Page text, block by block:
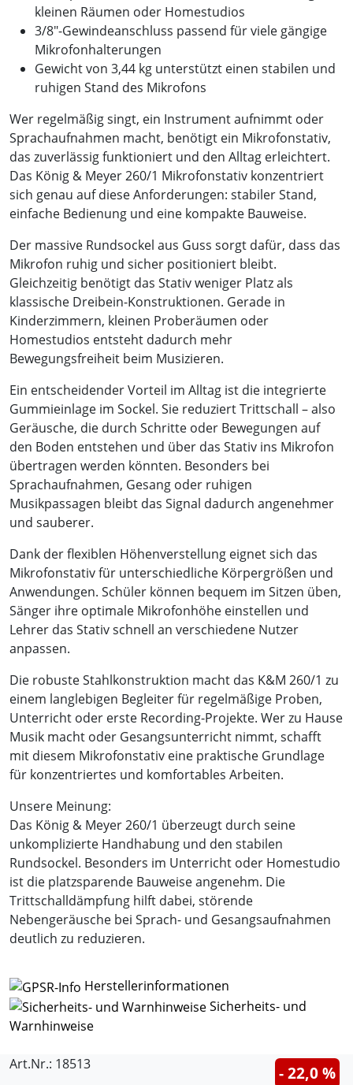
kleinen Räumen oder Homestudios
3/8"-Gewindeanschluss passend für viele gängige
Mikrofonhalterungen
Gewicht von 3,44 kg unterstützt einen stabilen und
ruhigen Stand des Mikrofons
Wer regelmäßig singt, ein Instrument aufnimmt oder
Sprachaufnahmen macht, benötigt ein Mikrofonstativ,
das zuverlässig funktioniert und den Alltag erleichtert.
Das König & Meyer 260/1 Mikrofonstativ konzentriert
sich genau auf diese Anforderungen: stabiler Stand,
einfache Bedienung und eine kompakte Bauweise.
Der massive Rundsockel aus Guss sorgt dafür, dass das
Mikrofon ruhig und sicher positioniert bleibt.
Gleichzeitig benötigt das Stativ weniger Platz als
klassische Dreibein-Konstruktionen. Gerade in
Kinderzimmern, kleinen Proberäumen oder
Homestudios entsteht dadurch mehr
Bewegungsfreiheit beim Musizieren.
Ein entscheidender Vorteil im Alltag ist die integrierte
Gummieinlage im Sockel. Sie reduziert Trittschall – also
Geräusche, die durch Schritte oder Bewegungen auf
den Boden entstehen und über das Stativ ins Mikrofon
übertragen werden könnten. Besonders bei
Sprachaufnahmen, Gesang oder ruhigen
Musikpassagen bleibt das Signal dadurch angenehmer
und sauberer.
Dank der flexiblen Höhenverstellung eignet sich das
Mikrofonstativ für unterschiedliche Körpergrößen und
Anwendungen. Schüler können bequem im Sitzen üben,
Sänger ihre optimale Mikrofonhöhe einstellen und
Lehrer das Stativ schnell an verschiedene Nutzer
anpassen.
Die robuste Stahlkonstruktion macht das K&M 260/1 zu
einem langlebigen Begleiter für regelmäßige Proben,
Unterricht oder erste Recording-Projekte. Wer zu Hause
Musik macht oder Gesangsunterricht nimmt, schafft
mit diesem Mikrofonstativ eine praktische Grundlage
für konzentriertes und komfortables Arbeiten.
Unsere Meinung:
Das König & Meyer 260/1 überzeugt durch seine
unkomplizierte Handhabung und den stabilen
Rundsockel. Besonders im Unterricht oder Homestudio
ist die platzsparende Bauweise angenehm. Die
Trittschalldämpfung hilft dabei, störende
Nebengeräusche bei Sprach- und Gesangsaufnahmen
deutlich zu reduzieren.
Herstellerinformationen
Sicherheits- und
Warnhinweise
Art.Nr.: 18513 - 22,0 %